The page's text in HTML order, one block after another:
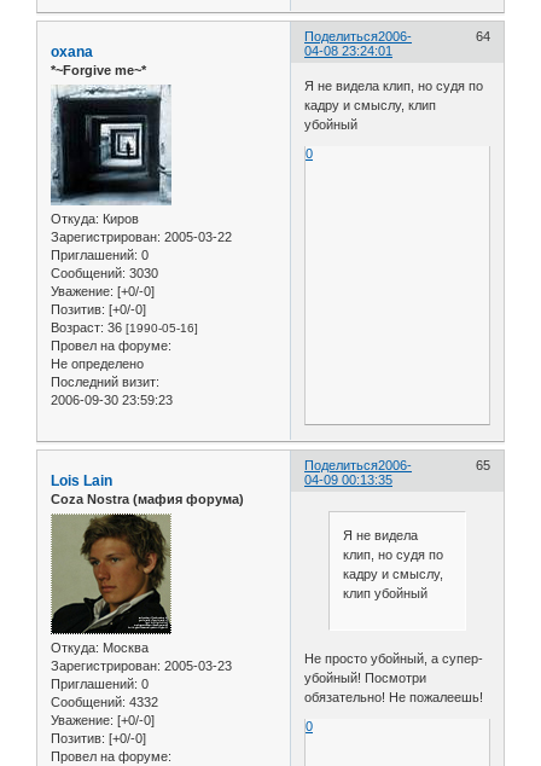
Поделиться 64
2006-
04-08 23:24:01
oxana
*~Forgive me~*
Откуда: Киров
Зарегистрирован: 2005-03-22
Приглашений: 0
Сообщений: 3030
Уважение: [+0/-0]
Позитив: [+0/-0]
Возраст: 36 [1990-05-16]
Провел на форуме:
Не определено
Последний визит:
2006-09-30 23:59:23
Я не видела клип, но судя по
кадру и смыслу, клип
убойный
0
Поделиться 65
2006-
04-09 00:13:35
Lois Lain
Coza Nostra (мафия форума)
Откуда: Москва
Зарегистрирован: 2005-03-23
Приглашений: 0
Сообщений: 4332
Уважение: [+0/-0]
Позитив: [+0/-0]
Провел на форуме:
Я не видела
клип, но судя по
кадру и смыслу,
клип убойный
Не просто убойный, а супер-
убойный! Посмотри
обязательно! Не пожалеешь!
0